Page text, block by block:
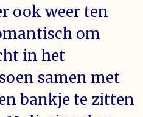
ook weer ten
om
in het
samen met
bankje te zitten